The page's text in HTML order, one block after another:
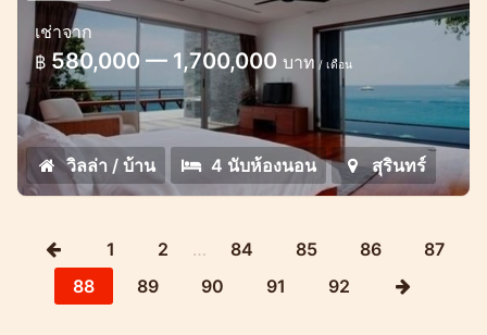
4 Bedroom Ocean View of Surin
Bay
This 4 villa with 4 Bathroom locate
between the most beautiful sea view
เช่าจาก
฿ 580,000 — 1,700,000 บาท / เดือน
วิลล่า / บ้าน 4 นับห้องนอน สุรินทร์
1 2 … 84 85 86
87
88
89 90 91 92